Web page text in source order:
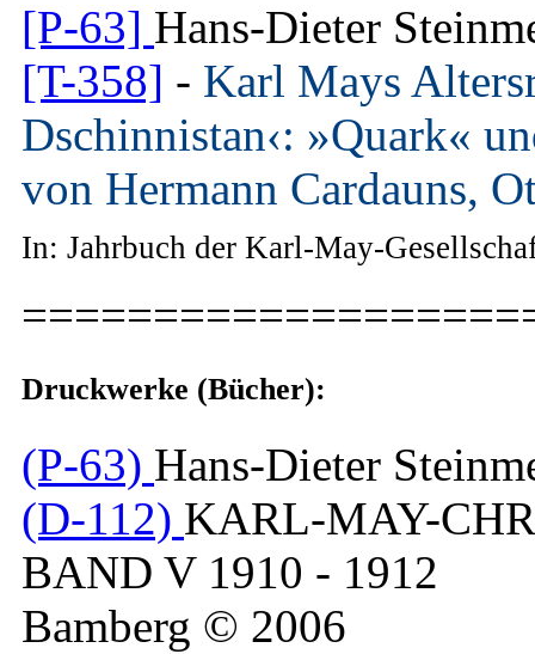
[P-63] Hans-Dieter
[T-358] - Karl Mays
Dschinnistan‹: »Quark«
von Hermann Cardauns,
In: Jahrbuch der Karl-May-
Druckwerke (Bücher):
(P-63) Hans-Dieter
(D-112) KARL-MAY-
BAND V 1910 - 1912
Bamberg © 2006